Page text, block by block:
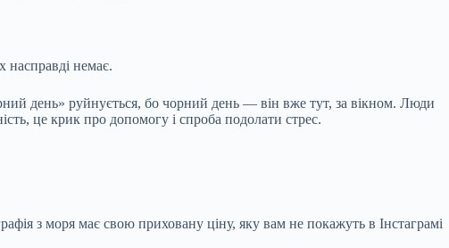
насправді немає.
день» руйнується, бо чорний день — він вже тут, за вікном. Люди
це крик про допомогу і спроба подолати стрес.
з моря має свою приховану ціну, яку вам не покажуть в Інстаграмі